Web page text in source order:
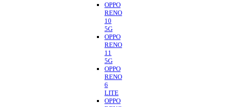
OPPO
RENO
10
5G
OPPO
RENO
11
5G
OPPO
RENO
6
LITE
OPPO